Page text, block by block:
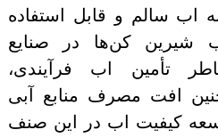
اب سالم و قابل استفاده
شیرین کن‌ها در صنایع
تأمین اب فرآیندی،
افت مصرف منابع آبی
کیفیت اب در این صنف